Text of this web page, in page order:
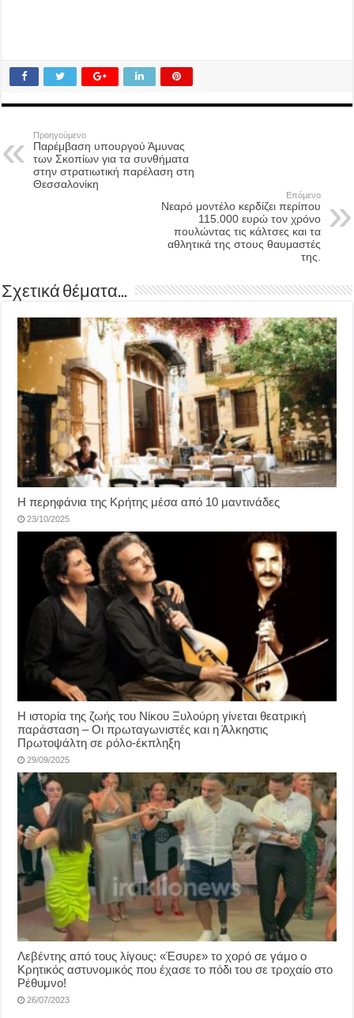
Προηγούμενο
Παρέμβαση υπουργού Άμυνας
των Σκοπίων για τα συνθήματα
στην στρατιωτική παρέλαση στη
Θεσσαλονίκη
Επόμενο
Νεαρό μοντέλο κερδίζει περίπου
115.000 ευρώ τον χρόνο
πουλώντας τις κάλτσες και τα
αθλητικά της στους θαυμαστές
της.
Σχετικά θέματα...
Η περηφάνια της Κρήτης μέσα από 10 μαντινάδες
23/10/2025
Η ιστορία της ζωής του Νίκου Ξυλούρη γίνεται θεατρική
παράσταση – Οι πρωταγωνιστές και η Άλκηστις
Πρωτοψάλτη σε ρόλο-έκπληξη
29/09/2025
Λεβέντης από τους λίγους: «Έσυρε» το χορό σε γάμο ο
Κρητικός αστυνομικός που έχασε το πόδι του σε τροχαίο στο
Ρέθυμνο!
26/07/2023